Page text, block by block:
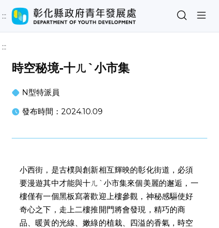
:::
:::
時空秘境-十ㄦˋ小市集
N型特派員
發布時間：2024.10.09
小西街，是古樸與創新相互輝映的彰化街道，必須
要漫遊其中才能與十ㄦˋ小市集來個美麗的邂逅，一
樓僅有一個黑板寫著歡迎上樓參觀，神秘感驅使好
奇心之下，走上二樓推開門將會發現，精巧的商
品、暖黃的光線、嫩綠的植栽、四溢的香氣，時空